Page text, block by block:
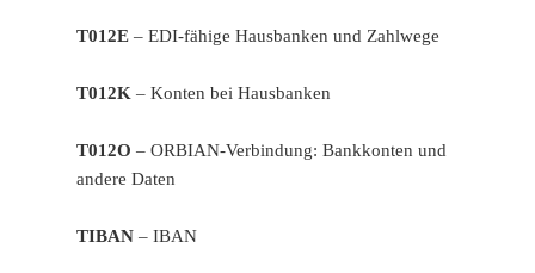
T012E – EDI-fähige Hausbanken und Zahlwege
T012K – Konten bei Hausbanken
T012O – ORBIAN-Verbindung: Bankkonten und
andere Daten
TIBAN – IBAN